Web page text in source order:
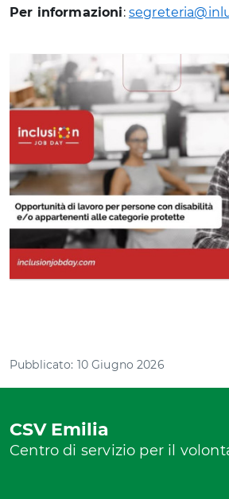
Per informazioni:
Pubblicato: 10 Giugno 2026
CSV Emilia
Centro di servizio per il